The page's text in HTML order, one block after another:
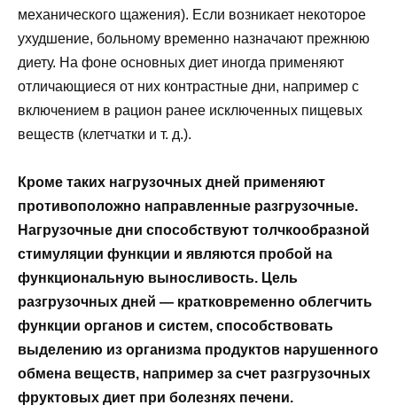
механического щажения). Если возникает некоторое
ухудшение, больному временно назначают прежнюю
диету. На фоне основных диет иногда применяют
отличающиеся от них контрастные дни, например с
включением в рацион ранее исключенных пищевых
веществ (клетчатки и т. д.).
Кроме таких нагрузочных дней применяют
противоположно направленные разгрузочные.
Нагрузочные дни способствуют толчкообразной
стимуляции функции и являются пробой на
функциональную выносливость. Цель
разгрузочных дней — кратковременно облегчить
функции органов и систем, способствовать
выделению из организма продуктов нарушенного
обмена веществ, например за счет разгрузочных
фруктовых диет при болезнях печени.